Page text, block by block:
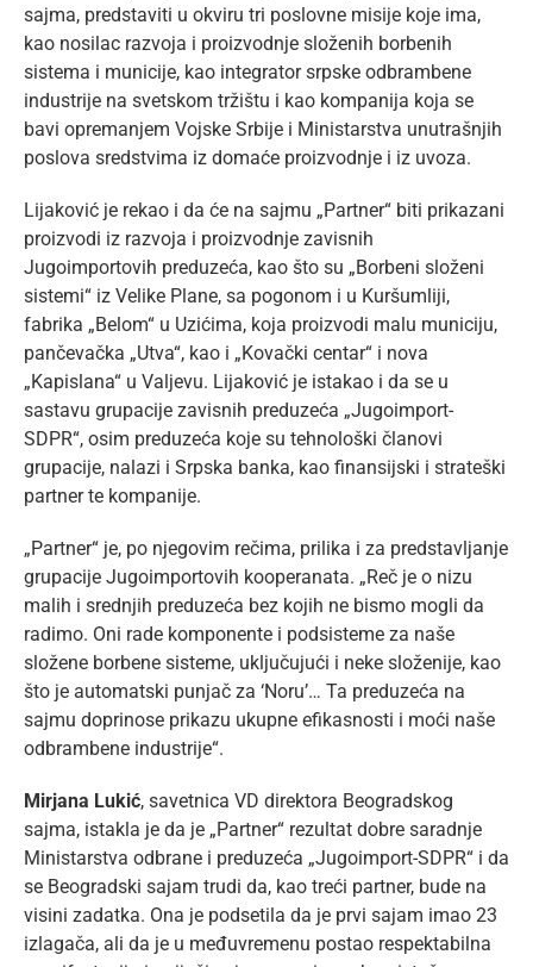
sajma, predstaviti u okviru tri poslovne misije koje ima,
kao nosilac razvoja i proizvodnje složenih borbenih
sistema i municije, kao integrator srpske odbrambene
industrije na svetskom tržištu i kao kompanija koja se
bavi opremanjem Vojske Srbije i Ministarstva unutrašnjih
poslova sredstvima iz domaće proizvodnje i iz uvoza.
Lijaković je rekao i da će na sajmu „Partner“ biti prikazani
proizvodi iz razvoja i proizvodnje zavisnih
Jugoimportovih preduzeća, kao što su „Borbeni složeni
sistemi“ iz Velike Plane, sa pogonom i u Kuršumliji,
fabrika „Belom“ u Uzićima, koja proizvodi malu municiju,
pančevačka „Utva“, kao i „Kovački centar“ i nova
„Kapislana“ u Valjevu. Lijaković је istakao i da se u
sastavu grupacije zavisnih preduzeća „Jugoimport-
SDPR“, osim preduzeća koje su tehnološki članovi
grupacije, nalazi i Srpska banka, kao finansijski i strateški
partner te kompanije.
„Partner“ je, po njegovim rečima, prilika i za predstavljanje
grupacije Jugoimportovih kooperanata. „Reč je o nizu
malih i srednjih preduzeća bez kojih ne bismo mogli da
radimo. Oni rade komponente i podsisteme za naše
složene borbene sisteme, uključujući i neke složenije, kao
što je automatski punjač za ‘Noru’… Ta preduzeća na
sajmu doprinose prikazu ukupne efikasnosti i moći naše
odbrambene industrije“.
Mirjana Lukić, savetnica VD direktora Beogradskog
sajma, istakla je da je „Partner“ rezultat dobre saradnje
Ministarstva odbrane i preduzeća „Jugoimport-SDPR“ i da
se Beogradski sajam trudi da, kao treći partner, bude na
visini zadatka. Ona je podsetila da je prvi sajam imao 23
izlagača, ali da je u međuvremenu postao respektabilna